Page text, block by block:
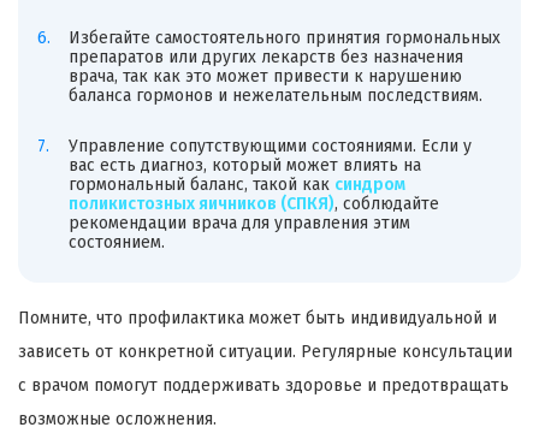
Избегайте самостоятельного принятия гормональных
препаратов или других лекарств без назначения
врача, так как это может привести к нарушению
баланса гормонов и нежелательным последствиям.
Управление сопутствующими состояниями. Если у
вас есть диагноз, который может влиять на
гормональный баланс, такой как синдром
поликистозных яичников (СПКЯ), соблюдайте
рекомендации врача для управления этим
состоянием.
Помните, что профилактика может быть индивидуальной и
зависеть от конкретной ситуации. Регулярные консультации
с врачом помогут поддерживать здоровье и предотвращать
возможные осложнения.